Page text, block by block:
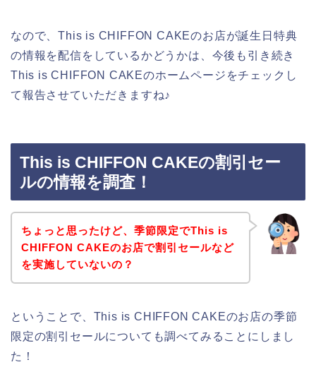
なので、This is CHIFFON CAKEのお店が誕生日特典
の情報を配信をしているかどうかは、今後も引き続き
This is CHIFFON CAKEのホームページをチェックし
て報告させていただきますね♪
This is CHIFFON CAKEの割引セー
ルの情報を調査！
ちょっと思ったけど、季節限定でThis is
CHIFFON CAKEのお店で割引セールなど
を実施していないの？
ということで、This is CHIFFON CAKEのお店の季節
限定の割引セールについても調べてみることにしまし
た！